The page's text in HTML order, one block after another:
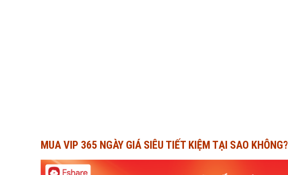
MUA VIP 365 NGÀY GIÁ SIÊU TIẾT KIỆM TẠI SAO KHÔNG?